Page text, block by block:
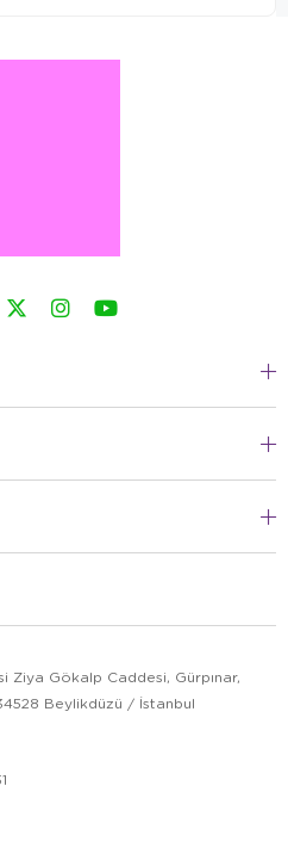
Ziya Gökalp Caddesi, Gürpınar,
Beylikdüzü / İstanbul